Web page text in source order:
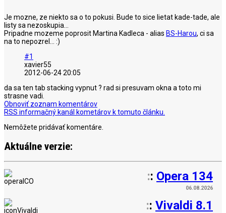
Je mozne, ze niekto sa o to pokusi. Bude to sice lietat kade-tade, ale
listy sa nezoskupia...
Pripadne mozeme poprosit Martina Kadleca - alias BS-Harou, ci sa
na to nepozrel... :)
#1
xavier55
2012-06-24 20:05
da sa ten tab stacking vypnut ? rad si presuvam okna a toto mi
strasne vadi.
Obnoviť zoznam komentárov
RSS informačný kanál kometárov k tomuto článku.
Nemôžete pridávať komentáre.
Aktuálne verzie:
:: Opera 134
06.08.2026
:: Vivaldi 8.1